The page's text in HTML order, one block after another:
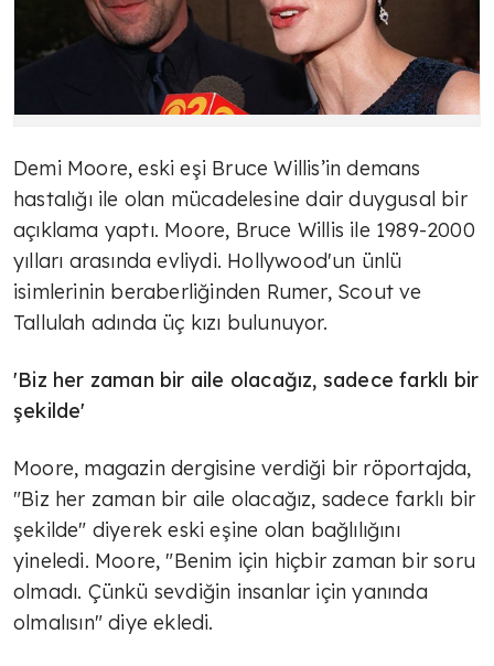
Demi Moore, eski eşi Bruce Willis’in demans
hastalığı ile olan mücadelesine dair duygusal bir
açıklama yaptı. Moore, Bruce Willis ile 1989-2000
yılları arasında evliydi. Hollywood'un ünlü
isimlerinin beraberliğinden Rumer, Scout ve
Tallulah adında üç kızı bulunuyor.
'Biz her zaman bir aile olacağız, sadece farklı bir
şekilde'
Moore, magazin dergisine verdiği bir röportajda,
"Biz her zaman bir aile olacağız, sadece farklı bir
şekilde" diyerek eski eşine olan bağlılığını
yineledi. Moore, "Benim için hiçbir zaman bir soru
olmadı. Çünkü sevdiğin insanlar için yanında
olmalısın" diye ekledi.